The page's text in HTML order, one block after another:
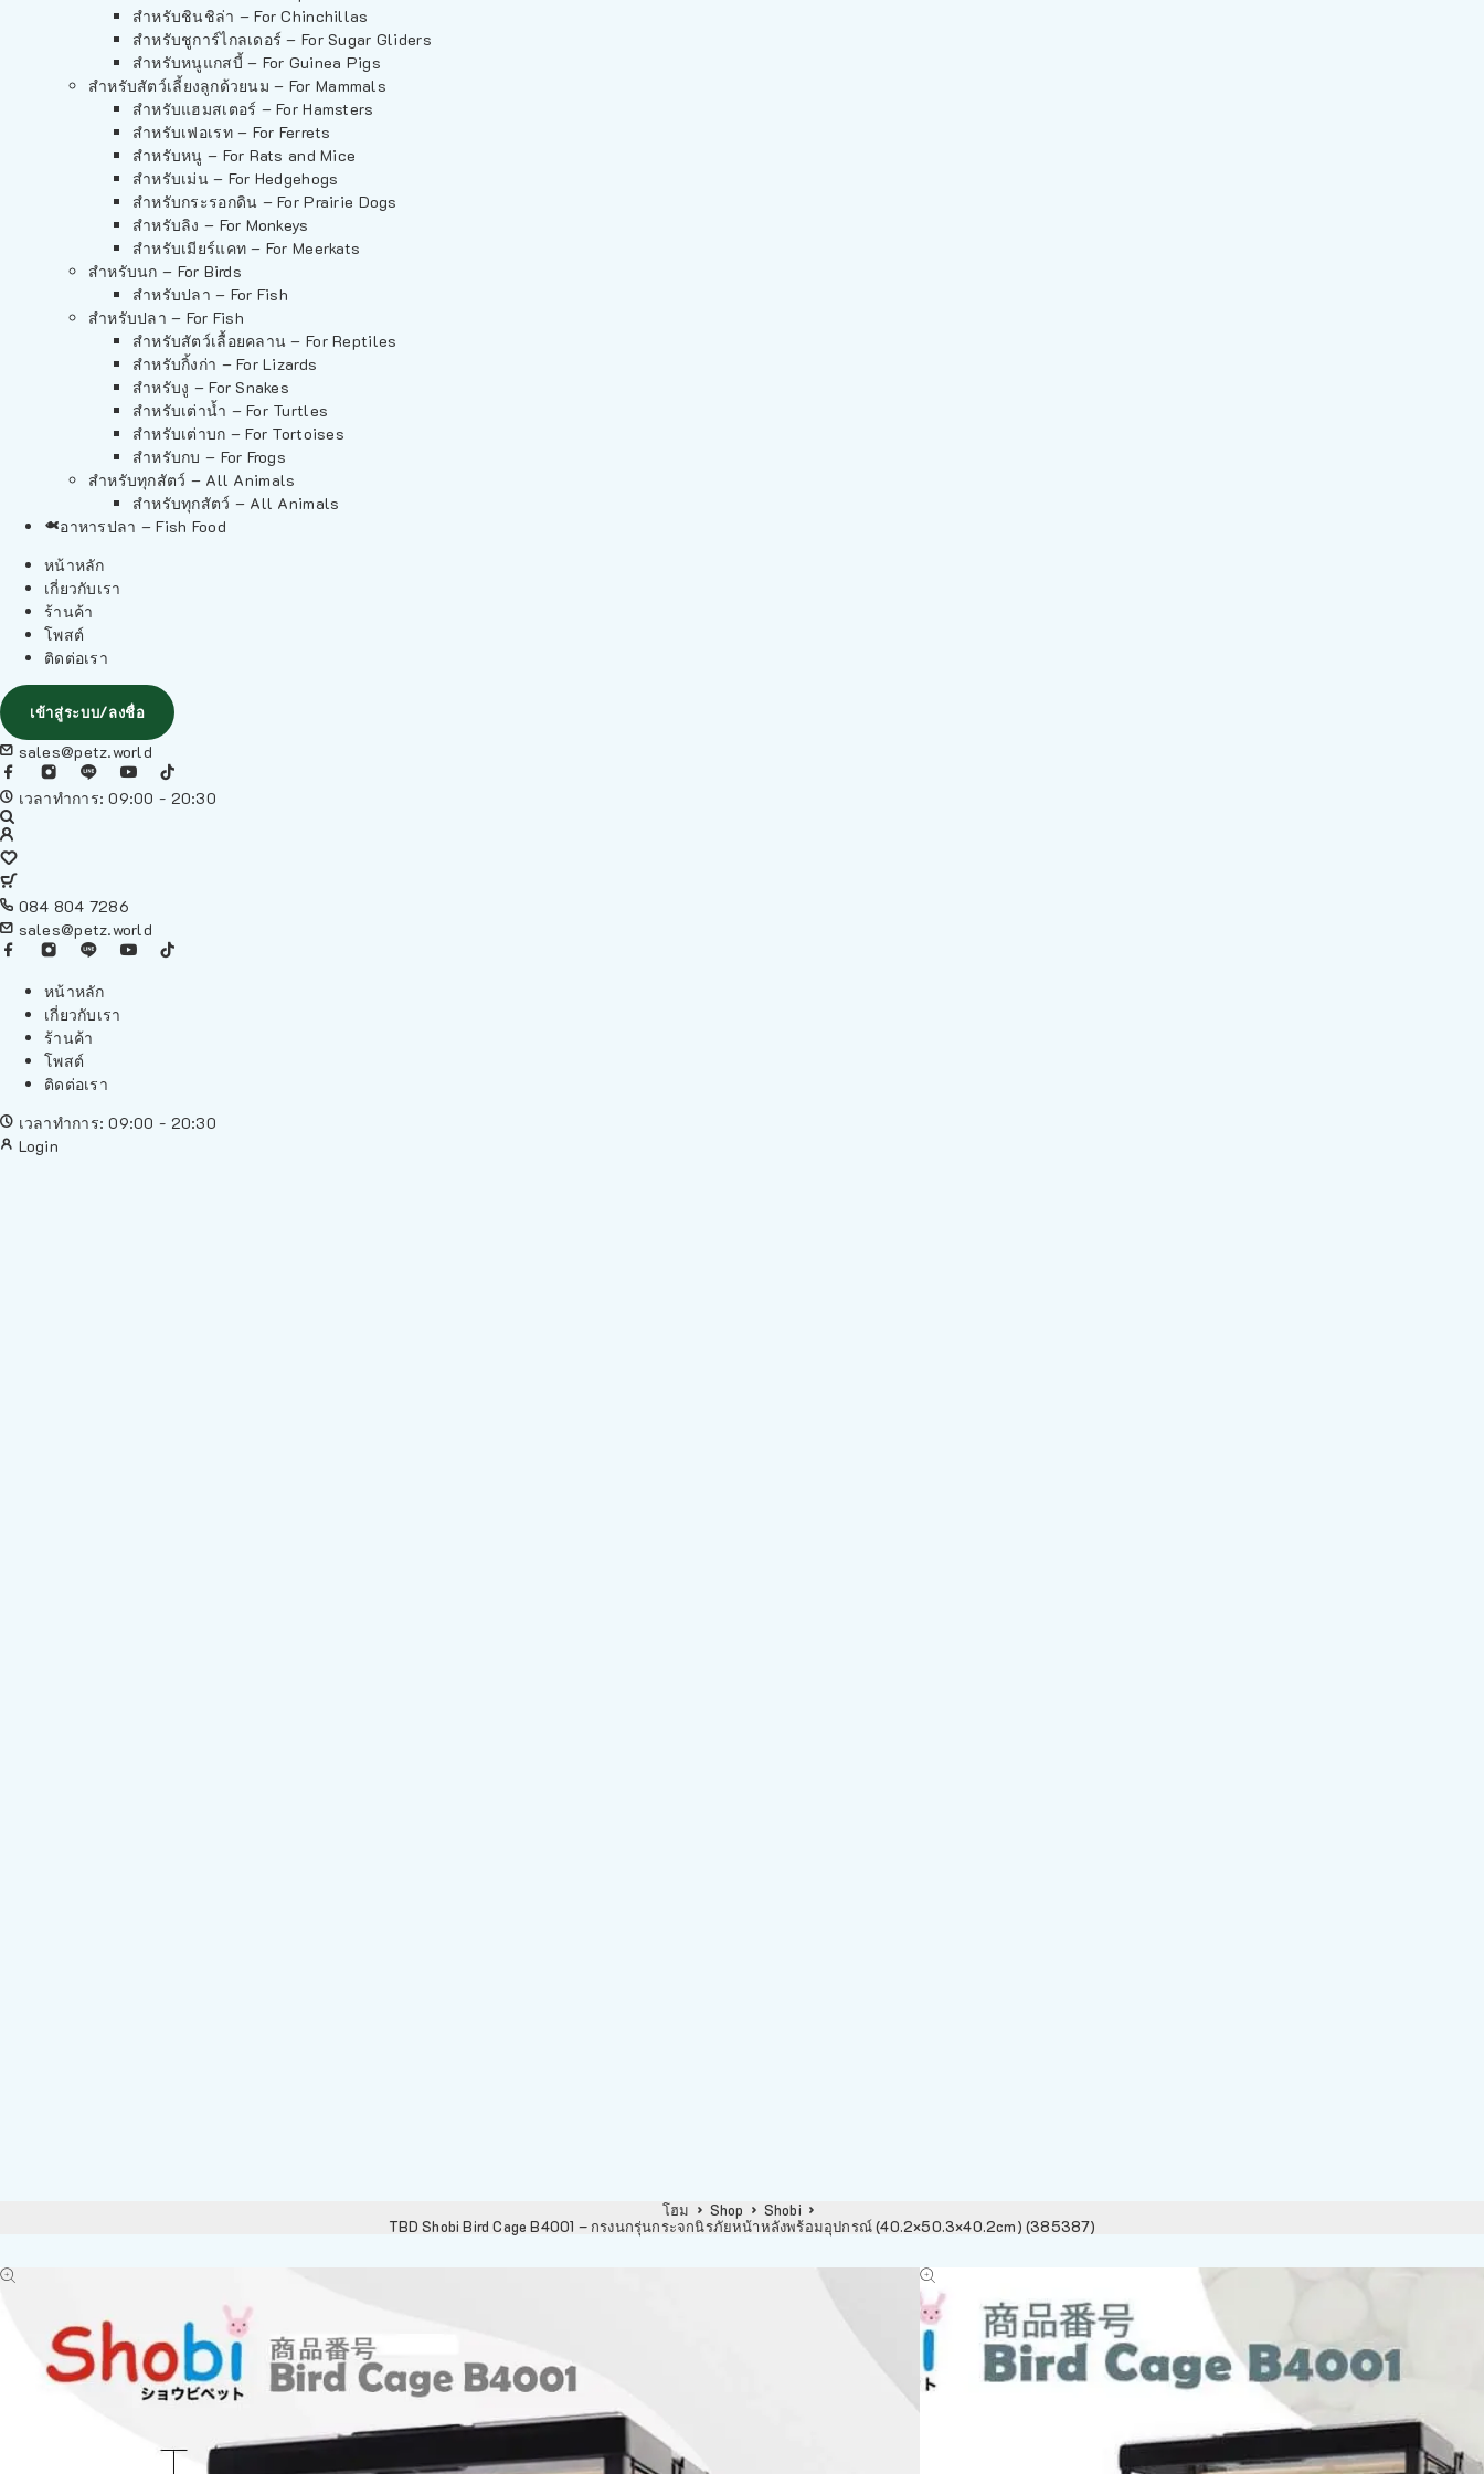
สำหรับชินชิล่า – For Chinchillas
สำหรับชูการ์ไกลเดอร์ – For Sugar Gliders
สำหรับหนูแกสบี้ – For Guinea Pigs
สำหรับสัตว์เลี้ยงลูกด้วยนม – For Mammals
สำหรับแฮมสเตอร์ – For Hamsters
สำหรับเฟอเรท – For Ferrets
สำหรับหนู – For Rats and Mice
สำหรับเม่น – For Hedgehogs
สำหรับกระรอกดิน – For Prairie Dogs
สำหรับลิง – For Monkeys
สำหรับเมียร์แคท – For Meerkats
สำหรับนก – For Birds
สำหรับปลา – For Fish
สำหรับปลา – For Fish
สำหรับสัตว์เลื้อยคลาน – For Reptiles
สำหรับกิ้งก่า – For Lizards
สำหรับงู – For Snakes
สำหรับเต่าน้ำ – For Turtles
สำหรับเต่าบก – For Tortoises
สำหรับกบ – For Frogs
สำหรับทุกสัตว์ – All Animals
สำหรับทุกสัตว์ – All Animals
อาหารปลา – Fish Food
หน้าหลัก
เกี่ยวกับเรา
ร้านค้า
โพสต์
ติดต่อเรา
เข้าสู่ระบบ/ลงชื่อ
sales@petz.world
เวลาทำการ: 09:00 - 20:30
084 804 7286
sales@petz.world
หน้าหลัก
เกี่ยวกับเรา
ร้านค้า
โพสต์
ติดต่อเรา
เวลาทำการ: 09:00 - 20:30
Login
โฮม Shop
Shobi
TBD Shobi Bird Cage B4001 – กรงนกรุ่นกระจกนิรภัยหน้าหลังพร้อมอุปกรณ์ (40.2×50.3×40.2cm) (385387)